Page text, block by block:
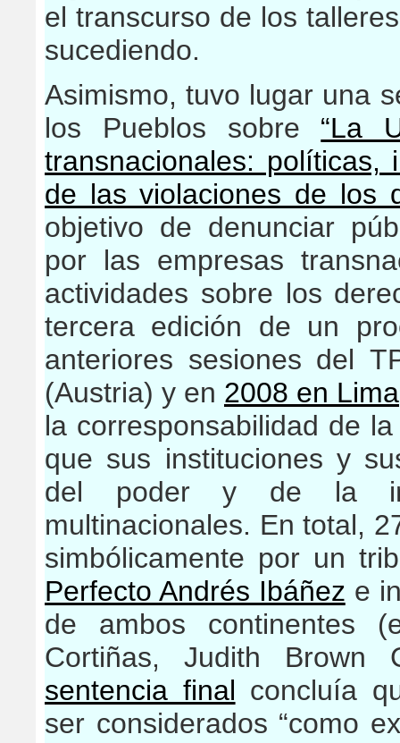
el transcurso de los
sucediendo.
Asimismo, tuvo lugar una
los Pueblos sobre “La
transnacionales: políticas,
de las violaciones de los
objetivo de denunciar
por las empresas
actividades sobre los
tercera edición de un
anteriores sesiones del
(Austria) y en 2008 en Lima
la corresponsabilidad de
que sus instituciones y
del poder y de la
multinacionales. En total,
simbólicamente por un
Perfecto Andrés Ibáñez e
de ambos continentes
Cortiñas, Judith Brown
sentencia final concluía
ser considerados “como